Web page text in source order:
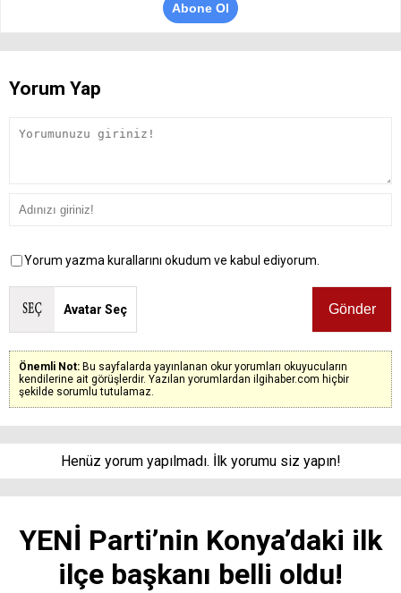
Abone Ol
Yorum Yap
Yorum yazma kurallarını okudum ve kabul ediyorum.
Avatar Seç
Önemli Not: Bu sayfalarda yayınlanan okur yorumları okuyucuların
kendilerine ait görüşlerdir. Yazılan yorumlardan ilgihaber.com hiçbir
şekilde sorumlu tutulamaz.
Henüz yorum yapılmadı. İlk yorumu siz yapın!
YENİ Parti’nin Konya’daki ilk
ilçe başkanı belli oldu!